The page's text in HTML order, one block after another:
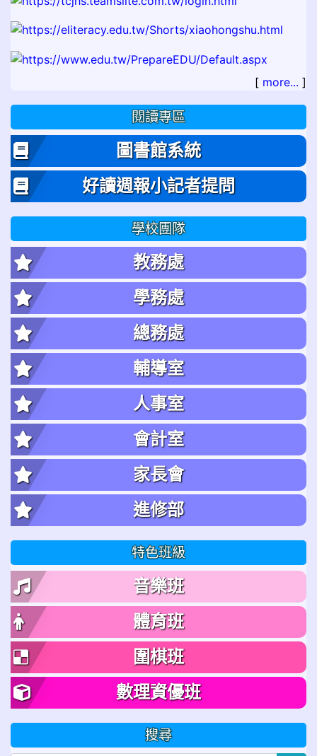
[ more... ]
閱讀專區
圖書館系統
好讀週報小記者提問
學校團隊
教務處
學務處
總務處
輔導室
人事室
會計室
家長會
進修部
特色班級
音樂班
體育班
圍棋班
數理資優班
搜尋